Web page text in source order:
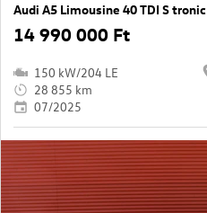
Audi A5 Limousine 40 TDI S tronic
14 990 000 Ft
150 kW/204 LE
28 855 km
07/2025